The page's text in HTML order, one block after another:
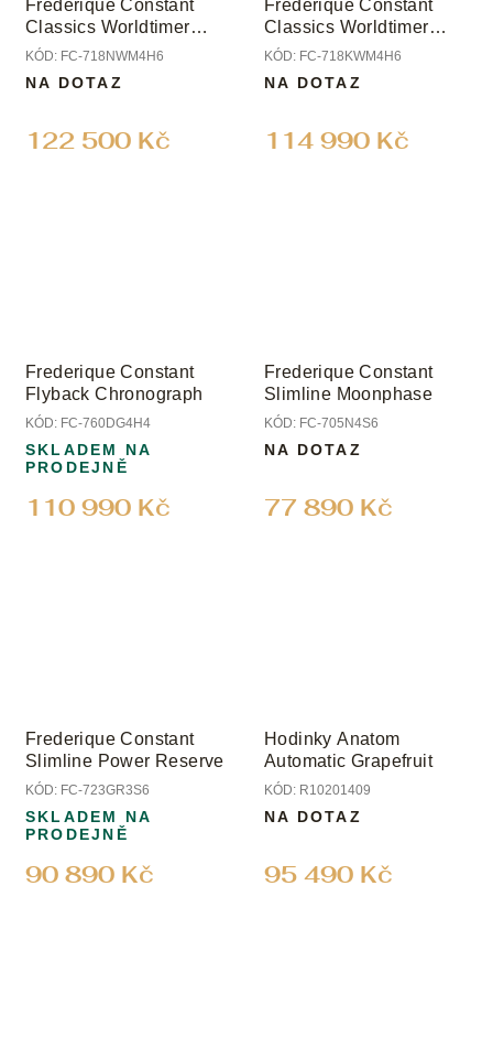
Frederique Constant
Classics Worldtimer
Manufacture
KÓD: FC-718NWM4H6
122 500 Kč
NA DOTAZ
Frederique Constant
Classics Worldtimer
Manufacture Limited
KÓD: FC-718KWM4H6
114 990 Kč
NA DOTAZ
Frederique Constant
Flyback Chronograph
KÓD: FC-760DG4H4
110 990 Kč
SKLADEM NA
PRODEJNĚ
Frederique Constant
Slimline Moonphase
KÓD: FC-705N4S6
77 890 Kč
NA DOTAZ
Frederique Constant
Slimline Power Reserve
KÓD: FC-723GR3S6
90 890 Kč
SKLADEM NA
PRODEJNĚ
Hodinky Anatom
Automatic Grapefruit
KÓD: R10201409
95 490 Kč
NA DOTAZ